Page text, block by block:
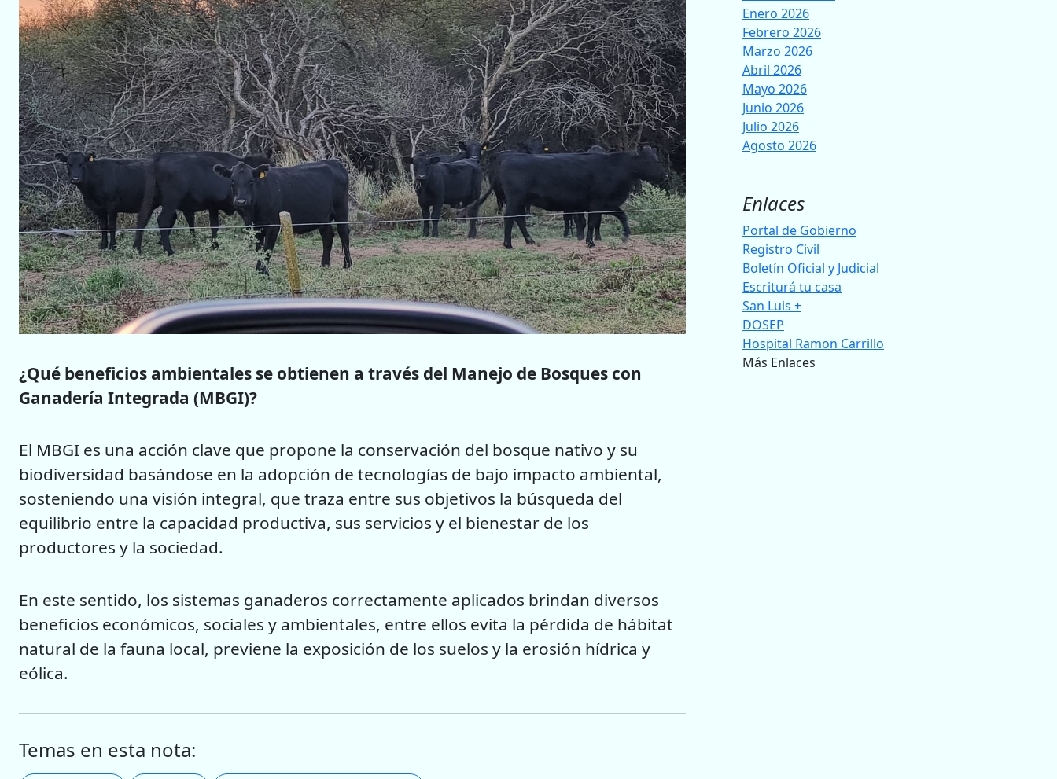
¿Qué beneficios ambientales se obtienen a través del Manejo de Bosques con
Ganadería Integrada (MBGI)?
El MBGI es una acción clave que propone la conservación del bosque nativo y su
biodiversidad basándose en la adopción de tecnologías de bajo impacto ambiental,
sosteniendo una visión integral, que traza entre sus objetivos la búsqueda del
equilibrio entre la capacidad productiva, sus servicios y el bienestar de los
productores y la sociedad.
En este sentido, los sistemas ganaderos correctamente aplicados brindan diversos
beneficios económicos, sociales y ambientales, entre ellos evita la pérdida de hábitat
natural de la fauna local, previene la exposición de los suelos y la erosión hídrica y
eólica.
Temas en esta nota:
Enero 2026
Febrero 2026
Marzo 2026
Abril 2026
Mayo 2026
Junio 2026
Julio 2026
Agosto 2026
Enlaces
Portal de Gobierno
Registro Civil
Boletín Oficial y Judicial
Escriturá tu casa
San Luis +
DOSEP
Hospital Ramon Carrillo
Más Enlaces